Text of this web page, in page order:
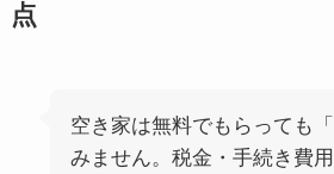
点
空き家は無料でもらっても
みません。税金・手続き費